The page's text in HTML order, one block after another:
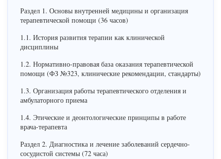
Раздел 1. Основы внутренней медицины и организация
терапевтической помощи (36 часов)
1.1. История развития терапии как клинической
дисциплины
1.2. Нормативно-правовая база оказания терапевтической
помощи (ФЗ №323, клинические рекомендации, стандарты)
1.3. Организация работы терапевтического отделения и
амбулаторного приема
1.4. Этические и деонтологические принципы в работе
врача-терапевта
Раздел 2. Диагностика и лечение заболеваний сердечно-
сосудистой системы (72 часа)